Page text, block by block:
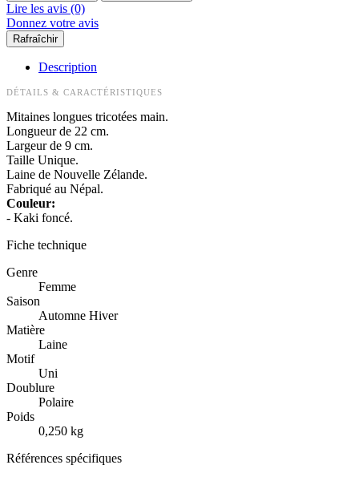
Lire les avis (0)
Donnez votre avis
Description
DÉTAILS & CARACTÉRISTIQUES
Mitaines longues tricotées main.
Longueur de 22 cm.
Largeur de 9 cm.
Taille Unique.
Laine de Nouvelle Zélande.
Fabriqué au Népal.
Couleur:
- Kaki foncé.
Fiche technique
Genre
Femme
Saison
Automne Hiver
Matière
Laine
Motif
Uni
Doublure
Polaire
Poids
0,250 kg
Références spécifiques